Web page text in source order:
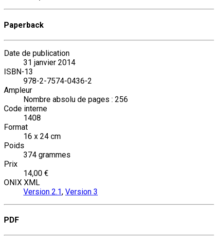
Paperback
Date de publication
31 janvier 2014
ISBN-13
978-2-7574-0436-2
Ampleur
Nombre absolu de pages : 256
Code interne
1408
Format
16 x 24 cm
Poids
374 grammes
Prix
14,00 €
ONIX XML
Version 2.1, Version 3
PDF